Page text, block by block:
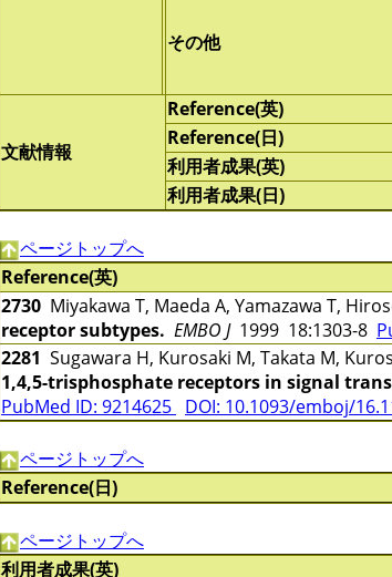
その他
文献情報
Reference(英)
Reference(日)
利用者成果(英)
利用者成果(日)
ページトップへ
Reference(英)
2730 Miyakawa T, Maeda A, Yamazawa T,
receptor subtypes. EMBO J1999 18:1303-8
2281 Sugawara H, Kurosaki M, Takata M,
1,4,5-trisphosphate receptors in signal
PubMed ID: 9214625 DOI: 10.1093/emboj/
ページトップへ
Reference(日)
ページトップへ
利用者成果(英)